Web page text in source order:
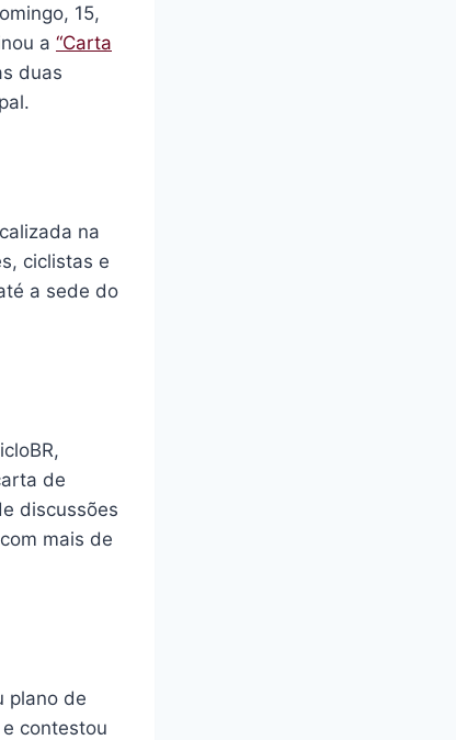
15,
a “Carta
duas
na
ciclistas e
a sede do
de
discussões
mais de
plano de
contestou